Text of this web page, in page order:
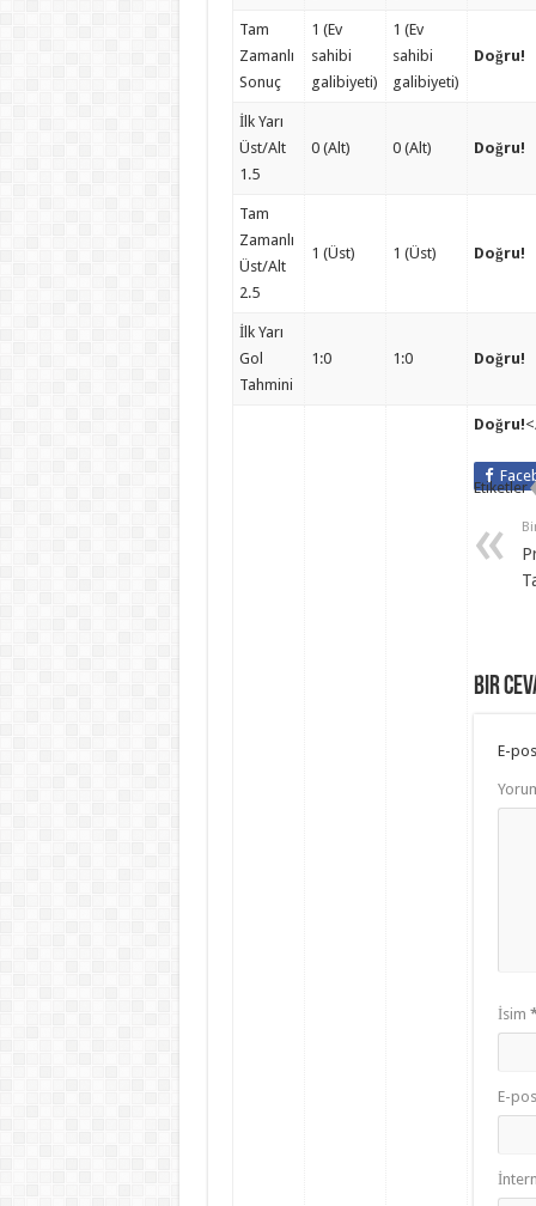
Tam
Zamanlı
Sonuç
1 (Ev
sahibi
galibiyeti)
1 (Ev
sahibi
galibiyeti)
Doğru!
İlk Yarı
Üst/Alt
1.5
0 (Alt) 0 (Alt) Doğru!
Tam
Zamanlı
Üst/Alt
2.5
1 (Üst) 1 (Üst) Doğru!
İlk Yarı
Gol
Tahmini
1:0 1:0 Doğru!
Doğru!
Etiketler
Bir
E-
İsim
E-